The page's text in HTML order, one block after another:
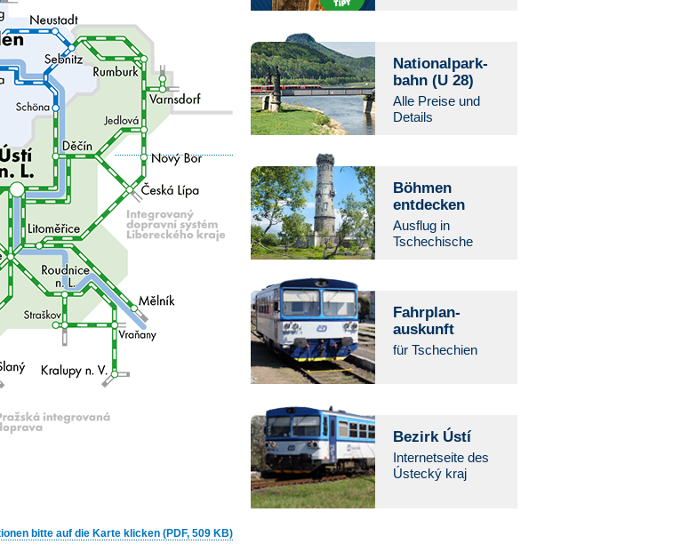
bitte auf die Karte klicken (PDF, 509 KB)
Nationalpark­
bahn (U 28)
Alle Preise und
Details
Böhmen
entdecken
Aus­flug in
Tschechische
Fahrplan-
auskunft
für Tschechien
Bezirk Ústí
Internetseite des
Ústecký kraj